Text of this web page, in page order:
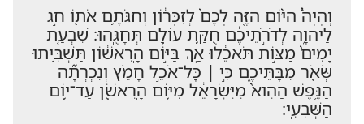
וְהָיָה֩ הַיּ֨וֹם הַזֶּ֤ה לָכֶם֙ לְזִכָּר֔וֹן וְחַגֹּתֶ֥ם אֹת֖וֹ חַ֣ג
לַֽיהוָ֑ה לְדֹרֹ֣תֵיכֶ֔ם חֻקַּ֥ת עוֹלָ֖ם תְּחָגֻּֽהוּ׃ שִׁבְעַ֤ת
יָמִים֙ מַצּ֣וֹת תֹּאכֵ֔לוּ אַ֚ךְ בַּיּ֣וֹם הָֽרִאשׁ֔וֹן תַּשְׁבִּ֥יתוּ
שְּׂאֹ֖ר מִבָּֽתֵּיכֶ֑ם כִּ֣י ׀ כָּל־אֹכֵ֣ל חָמֵ֗ץ וְנִכְרְתָ֞ה
הַנֶּ֤פֶשׁ הַהִוא֙ מִיִּשְׂרָאֵ֔ל מִיּ֥וֹם הָֽרִאשֹׁ֖ן עַד־י֥וֹם
הַשְּׁבִעִֽי׃